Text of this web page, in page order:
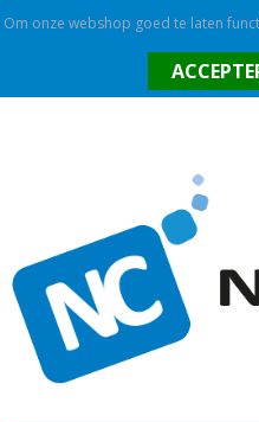
Promotietextiel
Tassen
Alle categorieën
Custom made
Om onze webshop goed te laten